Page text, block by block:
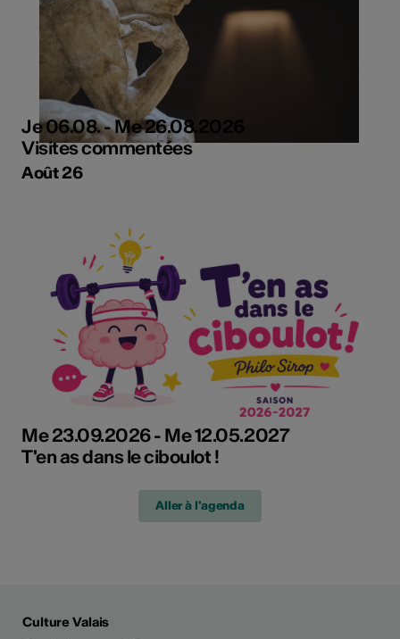
Je 06.08. - Me 26.08.2026
Visites commentées
Août 26
Me 23.09.2026 - Me 12.05.2027
T'en as dans le ciboulot !
Aller à l'agenda
Culture Valais